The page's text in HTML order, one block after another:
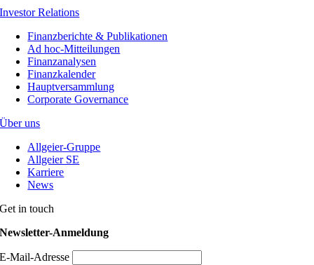
Investor Relations
Finanzberichte & Publikationen
Ad hoc-Mitteilungen
Finanzanalysen
Finanzkalender
Hauptversammlung
Corporate Governance
Über uns
Allgeier-Gruppe
Allgeier SE
Karriere
News
Get in touch
Newsletter-Anmeldung
E-Mail-Adresse